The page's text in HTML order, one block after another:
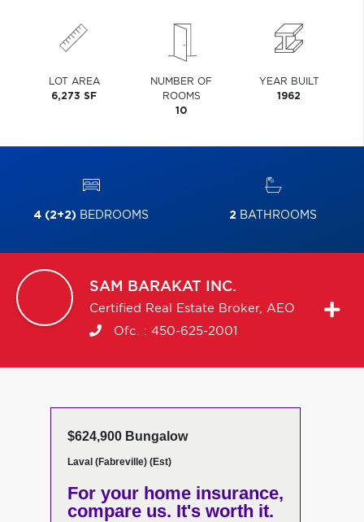
LOT AREA
6,273 SF
NUMBER OF
ROOMS
10
YEAR BUILT
1962
4 (2+2) BEDROOMS 2 BATHROOMS
SAM BARAKAT INC.
Certified Real Estate Broker, AEO
Ofc. : 450-625-2001
$624,900 Bungalow
Laval (Fabreville) (Est)
For your home insurance,
compare us. It's worth it.